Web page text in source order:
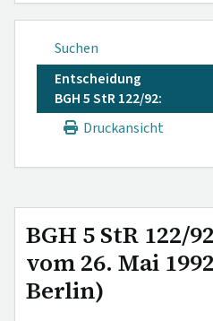
Suchen
Entscheidung
BGH 5 StR 122/92:
Druckansicht
BGH 5 StR 122/
vom 26. Mai
Berlin)